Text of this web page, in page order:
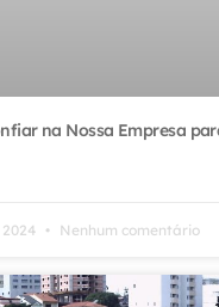
na Nossa Empresa
Nenhum comentário